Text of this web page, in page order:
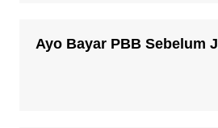
Ayo Bayar PBB Sebelum